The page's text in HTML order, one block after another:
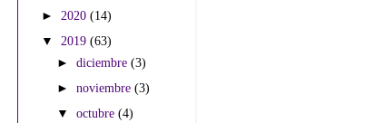
► 2020 (14)
▼ 2019 (63)
►diciembre(3)
►noviembre(3)
▼octubre(4)